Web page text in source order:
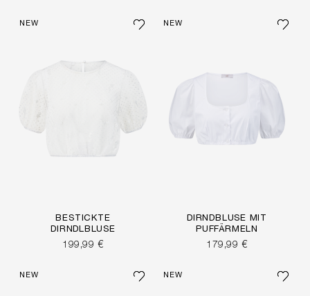
NEW
BESTICKTE
DIRNDLBLUSE
199,99 €
NEW
DIRNDBLUSE MIT
PUFFÄRMELN
179,99 €
NEW NEW